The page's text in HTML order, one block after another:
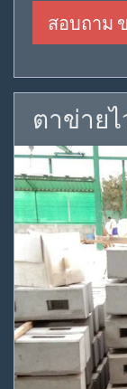
สอบถาม
ตาข่าย